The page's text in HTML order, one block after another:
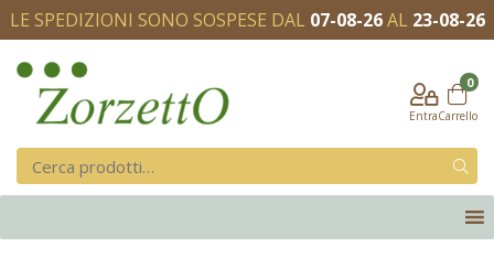
LE SPEDIZIONI SONO SOSPESE DAL 07-08-26AL 23-08-26
Entra
0
Carrello